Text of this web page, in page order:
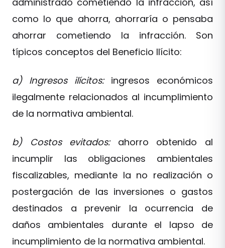
como lo que ahorra, ahorraría o pensaba
ahorrar cometiendo la infracción. Son
típicos conceptos del Beneficio Ilícito:
a) Ingresos ilícitos:ingresos económicos
ilegalmente relacionados al incumplimiento
de la normativa ambiental.
b) Costos evitados:ahorro obtenido al
incumplir las obligaciones ambientales
fiscalizables, mediante la no realización o
postergación de las inversiones o gastos
destinados a prevenir la ocurrencia de
daños ambientales durante el lapso de
incumplimiento de la normativa ambiental.